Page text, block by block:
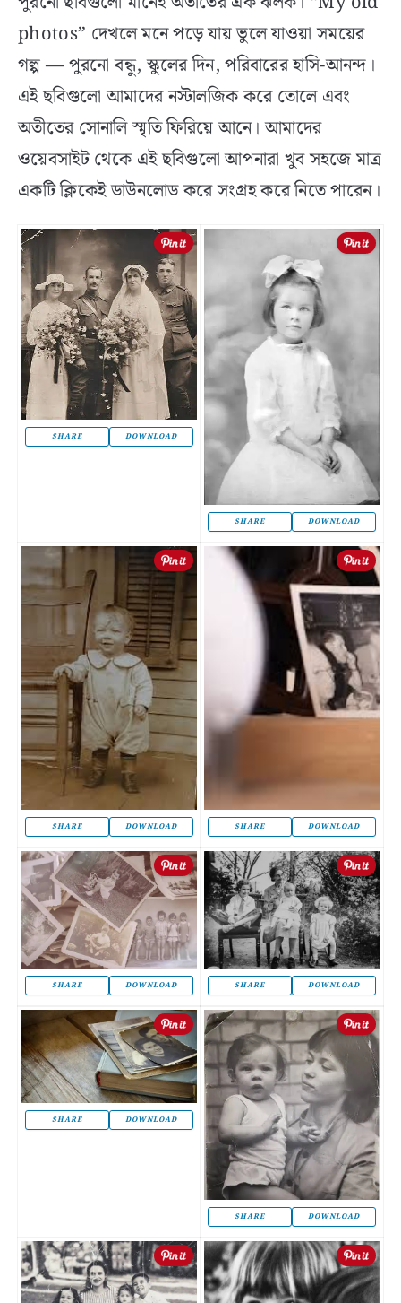
photos” দেখলে মনে পড়ে যায় ভুলে যাওয়া সময়ের
গল্প — পুরনো বন্ধু, স্কুলের দিন, পরিবারের হাসি-আনন্দ।
এই ছবিগুলো আমাদের নস্টালজিক করে তোলে এবং
অতীতের সোনালি স্মৃতি ফিরিয়ে আনে। আমাদের
ওয়েবসাইট থেকে এই ছবিগুলো আপনারা খুব সহজে মাত্র
একটি ক্লিকেই ডাউনলোড করে সংগ্রহ করে নিতে পারেন।
SHARE DOWNLOAD
SHARE DOWNLOAD
SHARE DOWNLOAD SHARE DOWNLOAD
SHARE DOWNLOAD SHARE DOWNLOAD
SHARE DOWNLOAD
SHARE DOWNLOAD